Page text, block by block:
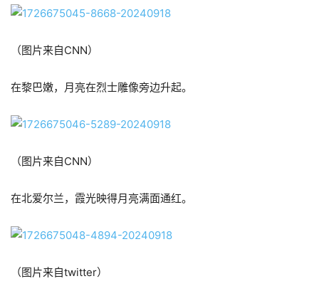
（图片来自CNN）
在黎巴嫩，月亮在烈士雕像旁边升起。
（图片来自CNN）
在北爱尔兰，霞光映得月亮满面通红。
（图片来自twitter）